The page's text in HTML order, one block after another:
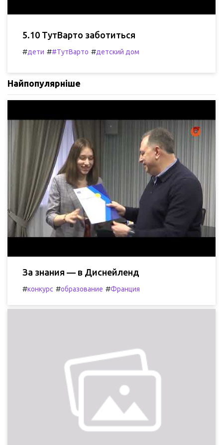
5.10 ТутВарто заботиться
#дети ##ТутВарто #детский дом
Найпопулярніше
За знания — в Диснейленд
#конкурс #образование #Франция